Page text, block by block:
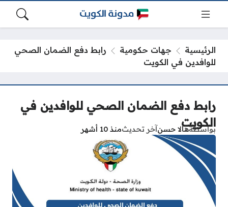
الرئيسية جهات حكومية
رابط دفع الضمان الصحي
للوافدين في الكويت
رابط دفع الضمان الصحي للوافدين في
الكويت
بواسطةهالا حسنآخر تحديثمنذ 10 أشهر